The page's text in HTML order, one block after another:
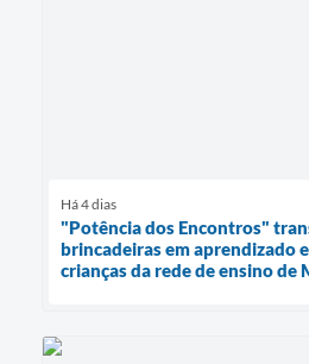
Há 4 dias
"Potência dos Encontros"
brincadeiras em aprendizado
crianças da rede de ensino de